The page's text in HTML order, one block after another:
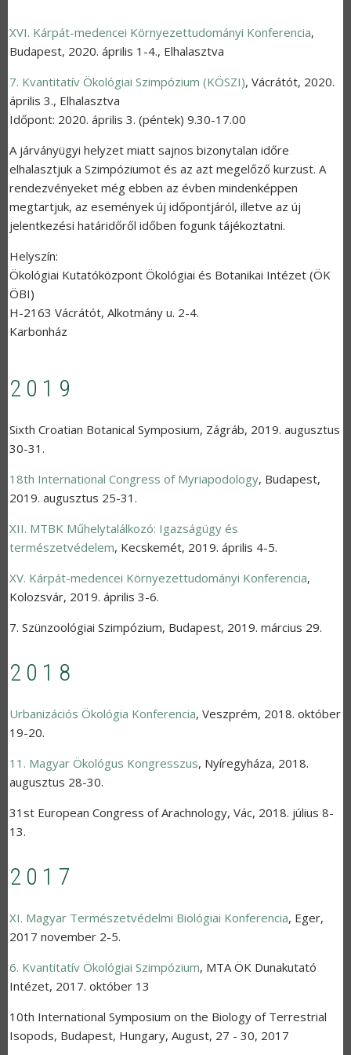
XVI. Kárpát-medencei Környezettudományi Konferencia,
Budapest, 2020. április 1-4., Elhalasztva
7. Kvantitatív Ökológiai Szimpózium (KÖSZI), Vácrátót, 2020.
április 3., Elhalasztva
Időpont: 2020. április 3. (péntek) 9.30-17.00
A járványügyi helyzet miatt sajnos bizonytalan időre
elhalasztjuk a Szimpóziumot és az azt megelőző kurzust. A
rendezvényeket még ebben az évben mindenképpen
megtartjuk, az események új időpontjáról, illetve az új
jelentkezési határidőről időben fogunk tájékoztatni.
Helyszín:
Ökológiai Kutatóközpont Ökológiai és Botanikai Intézet (ÖK
ÖBI)
H-2163 Vácrátót, Alkotmány u. 2-4.
Karbonház
2019
Sixth Croatian Botanical Symposium, Zágráb, 2019. augusztus
30-31.
18th International Congress of Myriapodology, Budapest,
2019. augusztus 25-31.
XII. MTBK Műhelytalálkozó: Igazságügy és
természetvédelem, Kecskemét, 2019. április 4-5.
XV. Kárpát-medencei Környezettudományi Konferencia,
Kolozsvár, 2019. április 3-6.
7. Szünzoológiai Szimpózium, Budapest, 2019. március 29.
2018
Urbanizációs Ökológia Konferencia, Veszprém, 2018. október
19-20.
11. Magyar Ökológus Kongresszus, Nyíregyháza, 2018.
augusztus 28-30.
31st European Congress of Arachnology, Vác, 2018. július 8-
13.
2017
XI. Magyar Természetvédelmi Biológiai Konferencia, Eger,
2017 november 2-5.
6. Kvantitatív Ökológiai Szimpózium, MTA ÖK Dunakutató
Intézet, 2017. október 13
10th International Symposium on the Biology of Terrestrial
Isopods, Budapest, Hungary, August, 27 - 30, 2017